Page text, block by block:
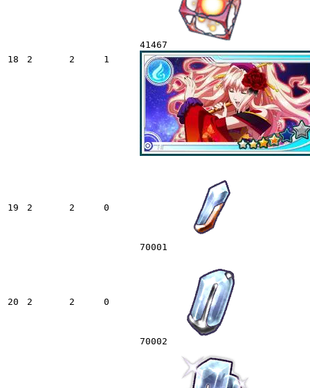
18 2 2 1
41467
19 2 2 0
70001
20 2 2 0
70002